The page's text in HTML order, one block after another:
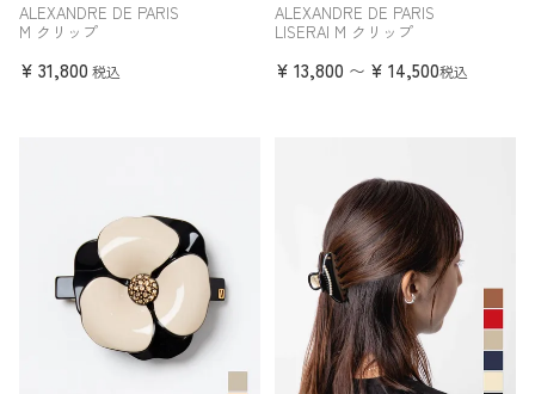
ALEXANDRE DE PARIS
M クリップ
¥ 31,800 税込
ALEXANDRE DE PARIS
LISERAI M クリップ
¥ 13,800 〜 ¥ 14,500税込